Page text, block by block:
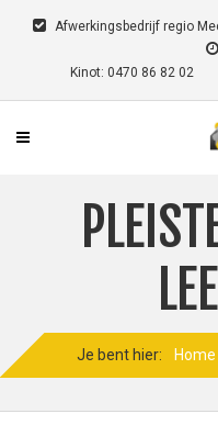
Afwerkingsbedrijf regio
Kinot: 0470 86 82 02
Je bent hier: Home